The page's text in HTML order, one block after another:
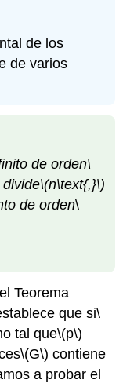
de los
de varios
de orden\
\(n\text{,}\)
de orden\
Teorema
que si\
tal que\(p\)
\(G\) contiene
a probar el